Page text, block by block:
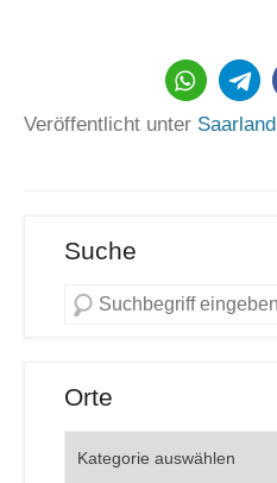
Veröffentlicht unter Saarland
Suche
Orte